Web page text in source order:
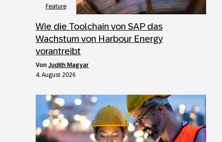
Feature
Wie die Toolchain von SAP das
Wachstum von Harbour Energy
vorantreibt
von Judith Magyar
4. August 2026